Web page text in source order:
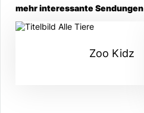
mehr interessante Sendungen
Zoo Kidz